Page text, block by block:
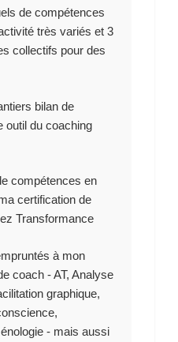
de compétences
très variés et 3
collectifs pour des
bilan de
outil du coaching
compétences en
certification de
Transformance
à mon
coach - AT, Analyse
graphique,
- mais aussi